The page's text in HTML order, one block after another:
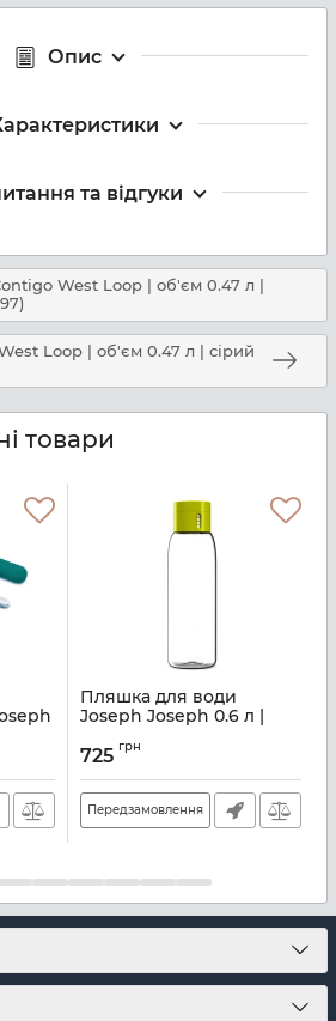
Опис
та відгуки
West Loop | об'єм 0.47 л |
Loop | об'єм 0.47 л | сірий
товари
Пляшка для води
Joseph Joseph 0.6 л |
Артикул:
725 грн
Передзамовлення